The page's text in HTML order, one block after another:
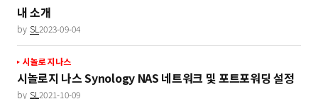
내 소개
by SL2023-09-04
시놀로지나스
시놀로지 나스 Synology NAS 네트워크 및 포트포워딩 설정
by SL2021-10-09